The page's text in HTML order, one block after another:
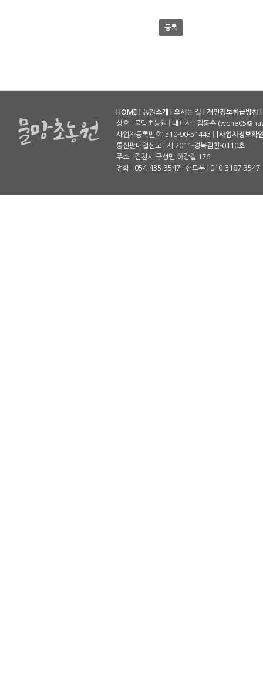
등록
HOME 농원소개 오시는 길 개인정보취급방침
상호 : 물망초농원
대표자 : 김동훈
사업자등록번호: 510-90-51443
[사업자정보확
통신판매업신고 : 제 2011-경북김천-0110호
주소 : 김천시 구성면 하강길 176
전화 : 054-435-3547
핸드폰 : 010-3187-3547